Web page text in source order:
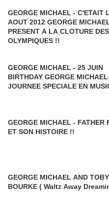
GEORGE MICHAEL - C'ETAIT
AOUT 2012 GEORGE
PRESENT A LA CLOTURE
OLYMPIQUES !!
GEORGE MICHAEL - 25 JUIN
BIRTHDAY GEORGE
JOURNEE SPECIALE EN
GEORGE MICHAEL - FATHER
ET SON HISTOIRE !!
GEORGE MICHAEL AND TOBY
BOURKE ( Waltz Away